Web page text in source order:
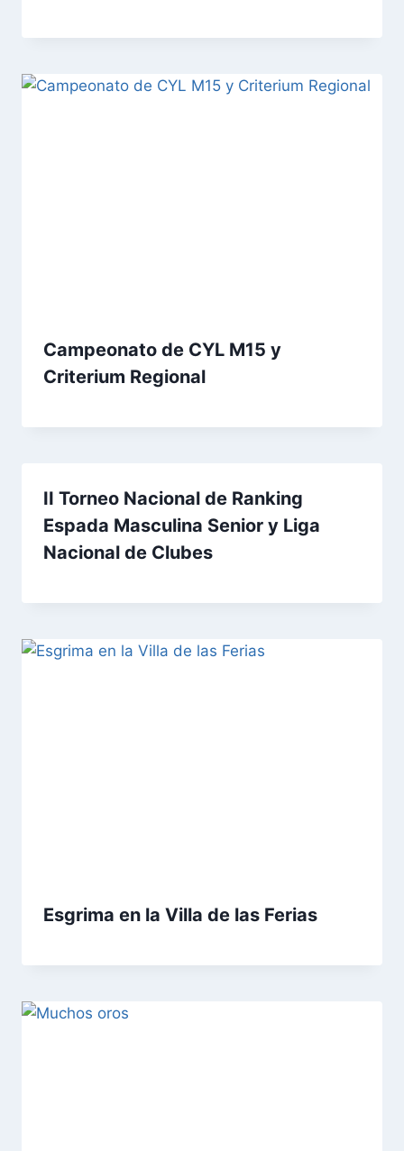
Campeonato de CYL M15 y
Criterium Regional
II Torneo Nacional de Ranking
Espada Masculina Senior y Liga
Nacional de Clubes
Esgrima en la Villa de las Ferias